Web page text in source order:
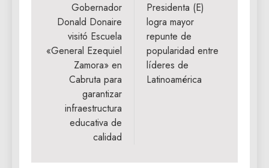
entradas
Gobernador
Donald Donaire
visitó Escuela
«General Ezequiel
Zamora» en
Cabruta para
garantizar
infraestructura
educativa de
calidad
Presidenta (E)
logra mayor
repunte de
popularidad entre
líderes de
Latinoamérica